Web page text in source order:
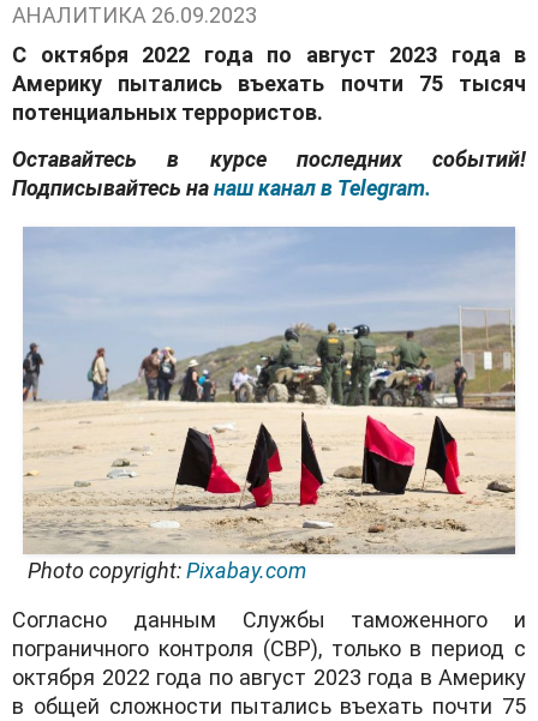
АНАЛИТИКА 26.09.2023
С октября 2022 года по август 2023 года в
Америку пытались въехать почти 75 тысяч
потенциальных террористов.
Оставайтесь в курсе последних событий!
Подписывайтесь нанаш канал в Telegram.
Photo copyright:Pixabay.com
Согласно данным Службы таможенного и
пограничного контроля (CBP), только в период с
октября 2022 года по август 2023 года в Америку
в общей сложности пытались въехать почти 75